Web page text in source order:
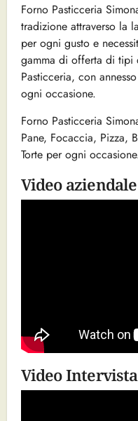
Forno Pasticceria
tradizione attraverso la
per ogni gusto e
gamma di offerta di tipi
Pasticceria, con
ogni occasione.
Forno Pasticceria
Pane, Focaccia, Pizza,
Torte per ogni
Video
Video